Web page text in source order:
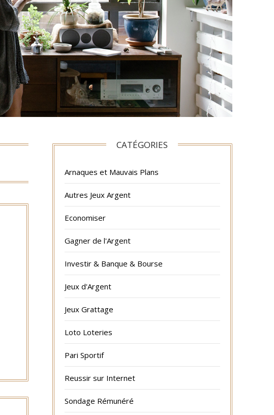
CATÉGORIES
Arnaques et Mauvais Plans
Autres Jeux Argent
Economiser
Gagner de l'Argent
Investir & Banque & Bourse
Jeux d'Argent
Jeux Grattage
Loto Loteries
Pari Sportif
Reussir sur Internet
Sondage Rémunéré